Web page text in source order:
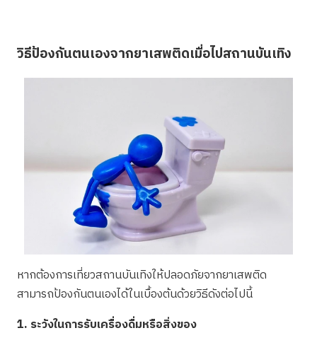
วิธีป้องกันตนเองจากยาเสพติดเมื่อไปสถานบันเทิง
หากต้องการเที่ยวสถานบันเทิงให้ปลอดภัยจากยาเสพติด
สามารถป้องกันตนเองได้ในเบื้องต้นด้วยวิธีดังต่อไปนี้
1. ระวังในการรับเครื่องดื่มหรือสิ่งของ